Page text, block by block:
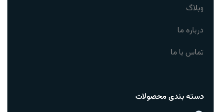
وبلاگ
درباره ما
تماس با ما
دسته بندی محصولات